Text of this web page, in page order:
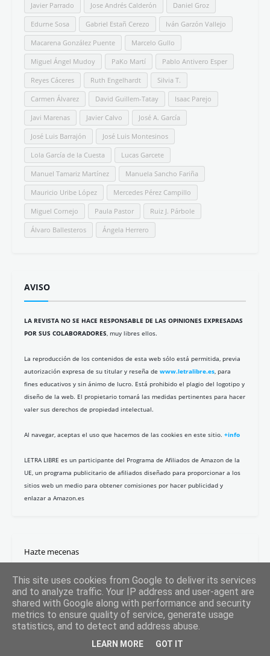
Javier Parrado Jose Andrés Calderón Daniel Groz
Edurne Sosa Gabriel Estañ Cerezo Iván Garzón Vallejo
Macarena González Puente Marcelo Gullo
Miguel Ángel Mudoy PaKo Martí Pablo Antivero Esper
Reyes Cáceres Ruth Engelhardt Silvia T.
Carmen Álvarez David Guillem-Tatay Isaac Parejo
Javi Marenas Javier Calvo José A. García
José Luis Barrajón José Luis Montesinos
Lola García de la Cuesta Lucas Garcete
Manuel Tamariz Martínez Manuela Sancho Fariña
Mauricio Uribe López Mercedes Pérez Campillo
Miguel Cornejo Paula Pastor Ruiz J. Párbole
Álvaro Ballesteros Ángela Herrero
AVISO
LA REVISTA NO SE HACE RESPONSABLE DE LAS OPINIONES EXPRESADAS
POR SUS COLABORADORES, muy libres ellos.
La reproducción de los contenidos de esta web sólo está permitida, previa
autorización expresa de su titular y reseña de www.letralibre.es, para
fines educativos y sin ánimo de lucro. Está prohibido el plagio del logotipo y
diseño de la web. El propietario tomará las medidas pertinentes para hacer
valer sus derechos de propiedad intelectual.
Al navegar, aceptas el uso que hacemos de las cookies en este sitio. +info
LETRA LIBRE es un participante del Programa de Afiliados de Amazon de la
UE, un programa publicitario de afiliados diseñado para proporcionar a los
sitios web un medio para obtener comisiones por hacer publicidad y
enlazar a Amazon.es
Hazte mecenas
This site uses cookies from Google to deliver its services
and to analyze traffic. Your IP address and user-agent are
shared with Google along with performance and security
metrics to ensure quality of service, generate usage
statistics, and to detect and address abuse.
LEARN MORE GOT IT